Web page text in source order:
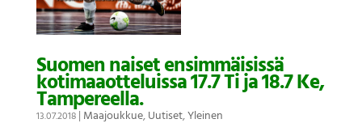
Suomen naiset ensimmäisissä
kotimaaotteluissa 17.7 Ti ja 18.7 Ke,
Tampereella.
13.07.2018| Maajoukkue,Uutiset,Yleinen